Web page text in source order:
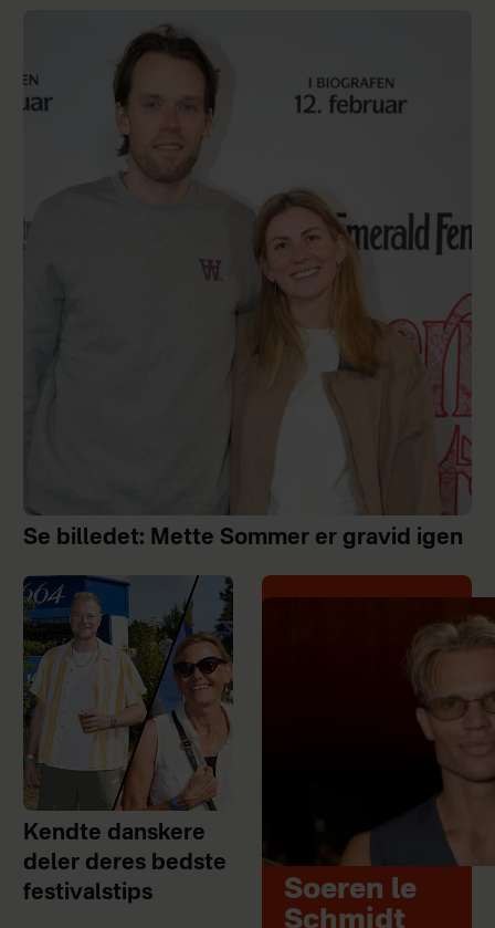
Se billedet: Mette Sommer er gravid igen
Kendte danskere
deler deres bedste
festivalstips
Soeren le
Schmidt